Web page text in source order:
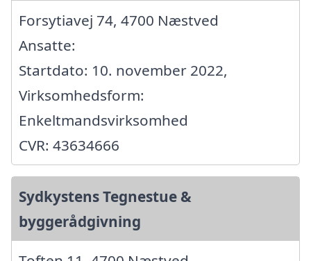
Forsytiavej 74, 4700 Næstved
Ansatte:
Startdato: 10. november 2022,
Virksomhedsform:
Enkeltmandsvirksomhed
CVR: 43634666
Sydkystens Tegnestue &
byggerådgivning